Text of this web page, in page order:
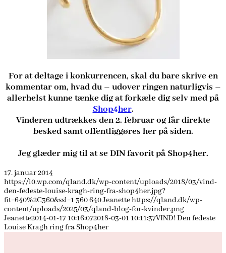
For at deltage i konkurrencen, skal du bare skrive en
kommentar om, hvad du – udover ringen naturligvis –
allerhelst kunne tænke dig at forkæle dig selv med på
Shop4her.
Vinderen udtrækkes den 2. februar og får direkte
besked samt offentliggøres her på siden.
Jeg glæder mig til at se DIN favorit på Shop4her.
17. januar 2014
https://i0.wp.com/qland.dk/wp-content/uploads/2018/03/vind-
den-fedeste-louise-kragh-ring-fra-shop4her.jpg?
fit=640%2C360&ssl=1 360640Jeanettehttps://qland.dk/wp-
content/uploads/2025/03/qland-blog-for-kvinder.png
Jeanette2014-01-17 10:16:072018-03-01 10:11:37VIND! Den fedeste
Louise Kragh ring fra Shop4her